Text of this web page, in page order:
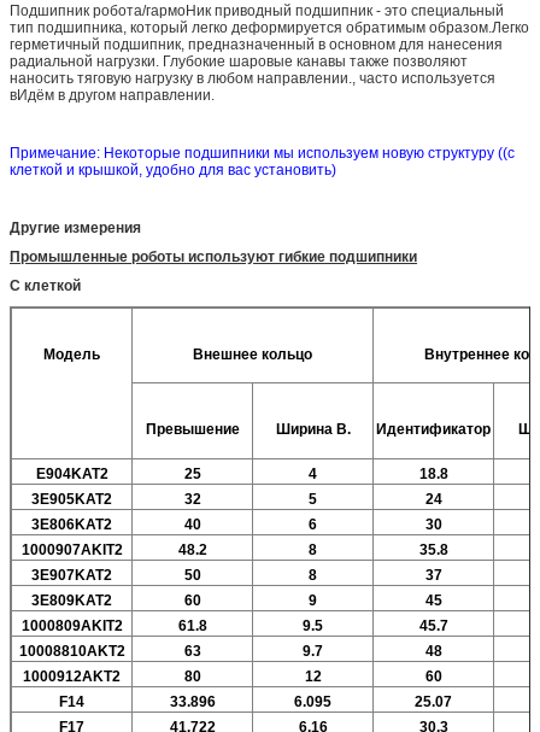
Подшипник робота/гармоНик приводный подшипник - это специальный
тип подшипника, который легко деформируется обратимым образом.Легко
герметичный подшипник, предназначенный в основном для нанесения
радиальной нагрузки. Глубокие шаровые канавы также позволяют
наносить тяговую нагрузку в любом направлении., часто используется
вИдём в другом направлении.
Примечание: Некоторые подшипники мы используем новую структуру ((с
клеткой и крышкой, удобно для вас установить)
Другие измерения
Промышленные роботы используют гибкие подшипники
С клеткой
Модель Внешнее кольцо Внутреннее
Превышение Ширина В. Идентификатор
E904KAT2 25 4
18.8
3E905KAT2
32 5
24
3E806KAT2
40 6
30
1000907AKIT2
48.2 8
35.8
3E907KAT2
50 8
37
3E809KAT2
60 9
45
1000809AKIT2
61.8 9.5
45.7
10008810AKT2
63 9.7
48
1000912AKT2
80 12
60
F14
33.896 6.095 25.07
F17
41.722 6.16 30.3